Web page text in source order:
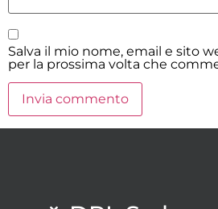
Salva il mio nome, email e sito
per la prossima volta che